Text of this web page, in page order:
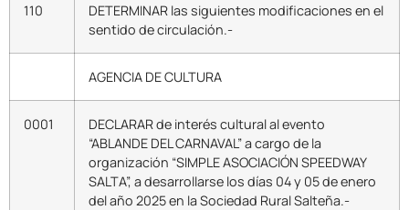
110
DETERMINAR las siguientes modificaciones en el
sentido de circulación.-
AGENCIA DE CULTURA
0001
DECLARAR de interés cultural al evento
“ABLANDE DEL CARNAVAL” a cargo de la
organización “SIMPLE ASOCIACIÓN SPEEDWAY
SALTA”, a desarrollarse los días 04 y 05 de enero
del año 2025 en la Sociedad Rural Salteña.-